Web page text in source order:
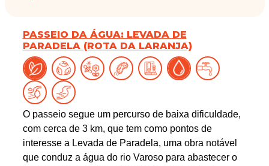
PASSEIO DA ÁGUA: LEVADA DE
PARADELA (ROTA DA LARANJA)
O passeio segue um percurso de baixa dificuldade,
com cerca de 3 km, que tem como pontos de
interesse a Levada de Paradela, uma obra notável
que conduz a água do rio Varoso para abastecer o